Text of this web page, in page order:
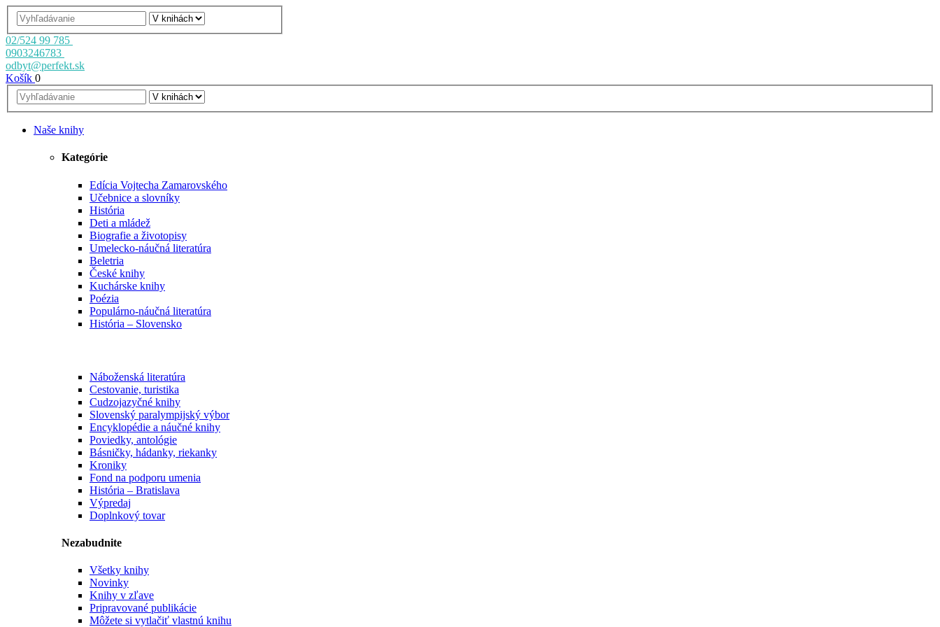
02/524 99 785
0903246783
odbyt@perfekt.sk
Košík 0
Naše knihy
Kategórie
Edícia Vojtecha Zamarovského
Učebnice a slovníky
História
Deti a mládež
Biografie a životopisy
Umelecko-náučná literatúra
Beletria
České knihy
Kuchárske knihy
Poézia
Populárno-náučná literatúra
História – Slovensko
Náboženská literatúra
Cestovanie, turistika
Cudzojazyčné knihy
Slovenský paralympijský výbor
Encyklopédie a náučné knihy
Poviedky, antológie
Básničky, hádanky, riekanky
Kroniky
Fond na podporu umenia
História – Bratislava
Výpredaj
Doplnkový tovar
Nezabudnite
Všetky knihy
Novinky
Knihy v zľave
Pripravované publikácie
Môžete si vytlačiť vlastnú knihu